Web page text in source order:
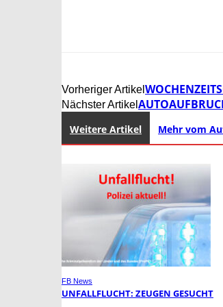
Vorheriger Artikel
Nächster Artikel
Weitere Artikel Mehr vom
FB News
UNFALLFLUCHT: ZEUGEN GESUCHT